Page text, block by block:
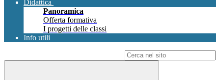
Didattica
Panoramica
Offerta formativa
I progetti delle classi
Info utili